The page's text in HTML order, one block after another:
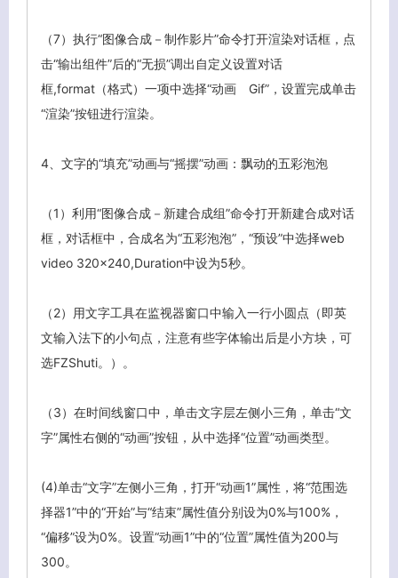
（7）执行“图像合成－制作影片”命令打开渲染对话框，点
击“输出组件”后的“无损”调出自定义设置对话
框,format（格式）一项中选择“动画 Gif”，设置完成单击
“渲染”按钮进行渲染。
4、 文字的“填充”动画与“摇摆”动画：飘动的五彩泡泡
（1）利用“图像合成－新建合成组”命令打开新建合成对话
框，对话框中，合成名为“五彩泡泡”，“预设”中选择web
video 320×240,Duration中设为5秒。
（2）用文字工具在监视器窗口中输入一行小圆点（即英
文输入法下的小句点，注意有些字体输出后是小方块，可
选FZShuti。）。
（3）在时间线窗口中，单击文字层左侧小三角，单击“文
字”属性右侧的“动画”按钮，从中选择“位置”动画类型。
(4)单击“文字”左侧小三角，打开“动画1”属性，将“范围选
择器1”中的“开始”与“结束”属性值分别设为0%与100%，
“偏移”设为0%。设置“动画1”中的“位置”属性值为200与
300。